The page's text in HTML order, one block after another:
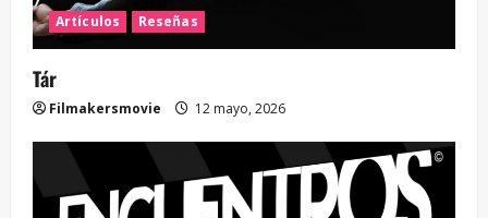
Artículos Reseñas
Tár
Filmakersmovie 12 mayo, 2026